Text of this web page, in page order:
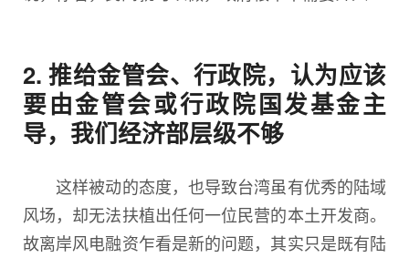
2. 推给金管会、行政院，认为应该
要由金管会或行政院国发基金主
导，我们经济部层级不够
这样被动的态度，也导致台湾虽有优秀的陆域
风场，却无法扶植出任何一位民营的本土开发商。
故离岸风电融资乍看是新的问题，其实只是既有陆